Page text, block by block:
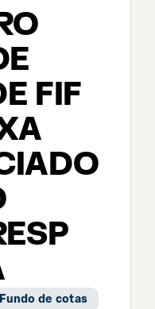
FIF
Fundo de cotas